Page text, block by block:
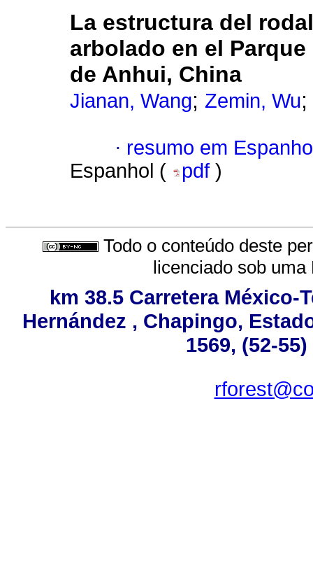
La estructura del
arbolado en el
de Anhui, China
Jianan, Wang; Zemin, Wu;
· resumo em
Espanhol (
pdf )
Todo o conteúdo deste
licenciado sob uma
km 38.5 Carretera
Hernández , Chapingo,
1569, (52-